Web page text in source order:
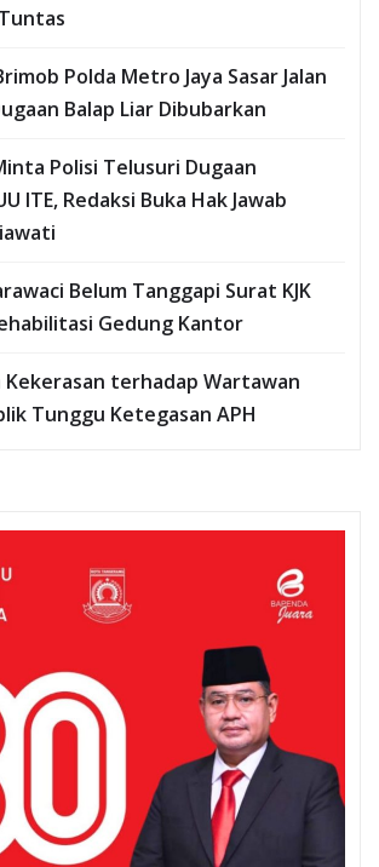
Polda Metro Jaya Sasar Jalan
Balap Liar Dibubarkan
Polisi Telusuri Dugaan
ITE, Redaksi Buka Hak Jawab
Belum Tanggapi Surat KJK
Gedung Kantor
Kekerasan terhadap Wartawan
Tunggu Ketegasan APH